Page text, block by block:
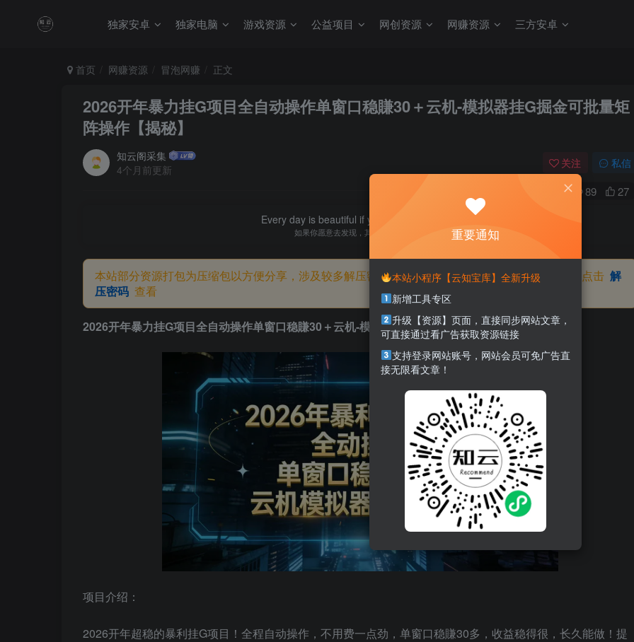
独家安卓 独家电脑 游戏资源 公益项目 网创资源 网赚资源 三方安卓
首页 网赚资源 冒泡网赚 正文
2026开年暴力挂G项目全自动操作单窗口稳賺30＋云机-模拟器挂G掘金可批量矩
阵操作【揭秘】
知云阁采集
4个月前更新
关注 私信
89 27
Every day is beautiful if you choose to see it.
如果你愿意去发现，其实每一天都很美
本站部分资源打包为压缩包以方便分享，涉及较多解压密码，如果你下载的资源需要解压密码，请点击 解
压密码 查看
2026开年暴力挂G项目全自动操作单窗口稳賺30＋云机-模拟器挂G掘金可批量矩阵操作【揭秘】
项目介绍：
2026开年超稳的暴利挂G项目！全程自动操作，不用费一点劲，单窗口稳賺30多，收益稳得很，长久能做！提
重要通知
本站小程序【云知宝库】全新升级
新增工具专区
升级【资源】页面，直接同步网站文章，
可直接通过看广告获取资源链接
支持登录网站账号，网站会员可免广告直
接无限看文章！